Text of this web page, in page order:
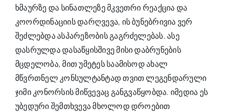
ხმაურზე და სინათლეზე მკვეთრი რეაქცია და
კოორდინაციის დარღვევა, ის ბუნებრივია ვერ
შეძლებდა ასპარეზობის გაგრძელებას. ასე
დასრულდა დასაწყისშივე მისი დაბრუნების
მცდელობა, მით უმეტეს საამისოდ ახალ
მწვრთნელ კონსულტანტად თვით ლეგენდარული
ჯიმი კონორსის მიწვევაც განგვაწყობდა. იმედია ეს
უბედური შემთხვევა მხოლოდ დროებით